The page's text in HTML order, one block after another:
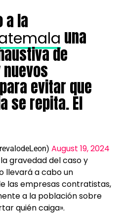
a la
una
de
evitar que
se repita. El
August 19, 2024
gravedad del caso y
llevará a cabo un
las empresas contratistas,
a la población sobre
quién caiga».